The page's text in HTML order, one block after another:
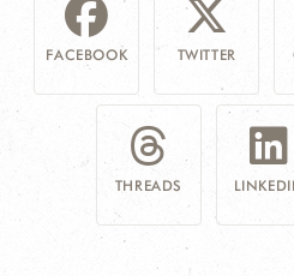
FACEBOOK TWITTER
THREADS